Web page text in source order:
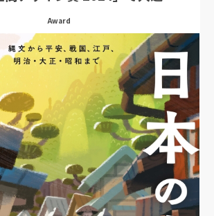
Award
アワードである「日本空間デザイン賞 2024」において、
のプロジェクトチーム「EP3」（指導教員：風袋 宏幸教
の彩（Reframing Views）」が入選しました。
） 本作品は、築60年を超える校舎の一室に眠る遺
いた大量の排気ダクト）を、新しい教室※のための窓枠へ
トです。この窓枠は、北向き既存窓からの光を、自然豊
再構成します。